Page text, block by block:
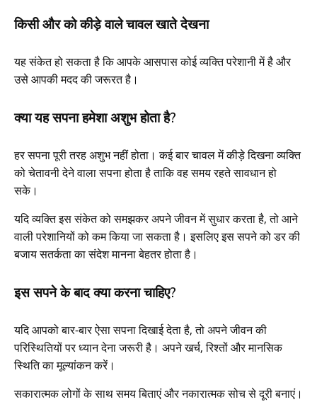
किसी और को कीड़े वाले चावल खाते देखना
यह संकेत हो सकता है कि आपके आसपास कोई व्यक्ति परेशानी में है और
उसे आपकी मदद की जरूरत है।
क्या यह सपना हमेशा अशुभ होता है?
हर सपना पूरी तरह अशुभ नहीं होता। कई बार चावल में कीड़े दिखना व्यक्ति
को चेतावनी देने वाला सपना होता है ताकि वह समय रहते सावधान हो
सके।
यदि व्यक्ति इस संकेत को समझकर अपने जीवन में सुधार करता है, तो आने
वाली परेशानियों को कम किया जा सकता है। इसलिए इस सपने को डर की
बजाय सतर्कता का संदेश मानना बेहतर होता है।
इस सपने के बाद क्या करना चाहिए?
यदि आपको बार-बार ऐसा सपना दिखाई देता है, तो अपने जीवन की
परिस्थितियों पर ध्यान देना जरूरी है। अपने खर्च, रिश्तों और मानसिक
स्थिति का मूल्यांकन करें।
सकारात्मक लोगों के साथ समय बिताएं और नकारात्मक सोच से दूरी बनाएं।